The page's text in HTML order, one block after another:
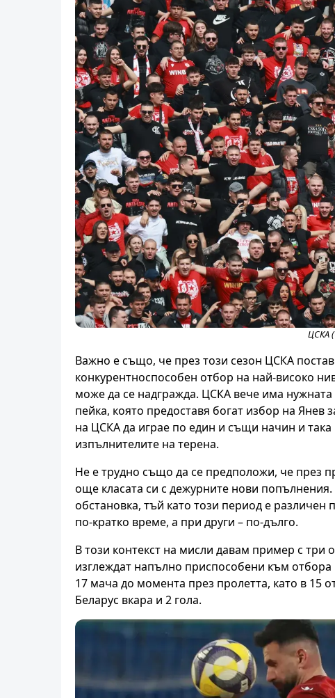
ЦСКА
Важно е също, че през този сезон ЦСКА
конкурентноспособен отбор на най-високо
може да се надгражда. ЦСКА вече има
пейка, която предоставя богат избор на Янев
на ЦСКА да играе по един и същи начин и така
изпълнителите на терена.
Не е трудно също да се предположи, че през
още класата си с дежурните нови
обстановка, тъй като този период е
по-кратко време, а при други – по-дълго.
В този контекст на мисли давам пример с
изглеждат напълно приспособени към
17 мача до момента през пролетта, като в 15
Беларус вкара и 2 гола.